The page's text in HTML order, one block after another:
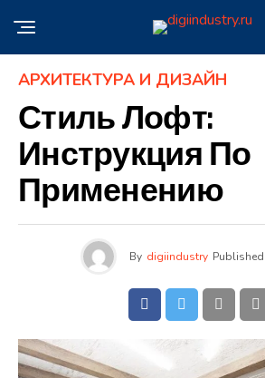
АРХИТЕКТУРА И ДИЗАЙН
Стиль Лофт:
Инструкция По
Применению
By digiindustry Published